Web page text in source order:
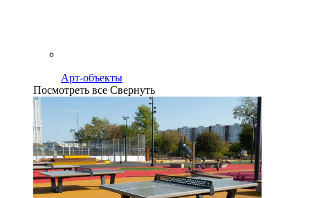
Арт-объекты
Посмотреть все Свернуть